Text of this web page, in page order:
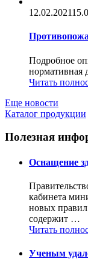
12.02.2021
Подробное
нормативная
Читать
Еще новости
Каталог продукции
Полезная
Оснащение
кабинета
новых
содержит …
Читать
Ученым